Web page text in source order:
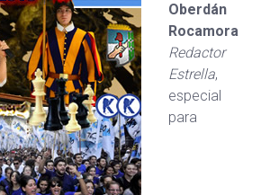
Oberdán
Rocamora
Redactor
Estrella,
especial
para